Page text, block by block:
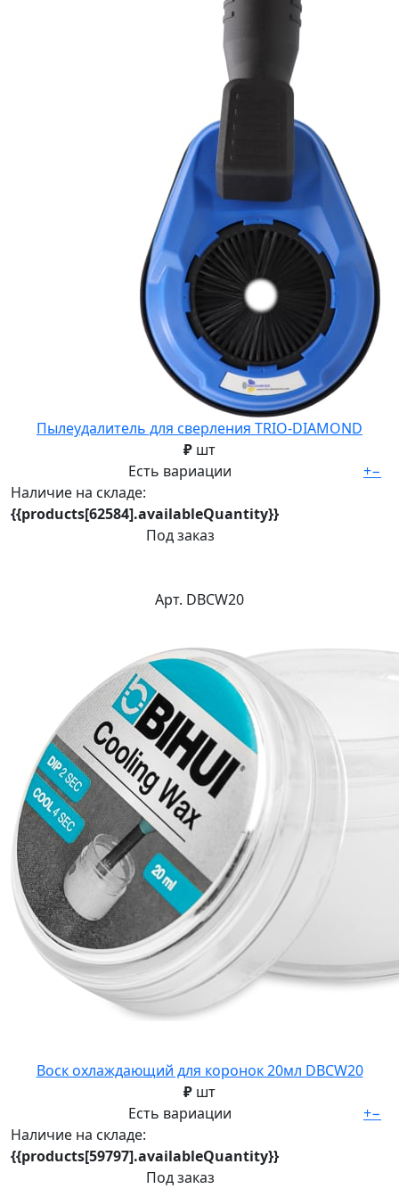
Пылеудалитель для сверления TRIO-DIAMOND
₽ шт
Есть вариации
Наличие на складе:
{{products[62584].availableQuantity}}
Под заказ
+−
Арт. DBCW20
Воск охлаждающий для коронок 20мл DBCW20
₽ шт
Есть вариации
Наличие на складе:
{{products[59797].availableQuantity}}
Под заказ
+−